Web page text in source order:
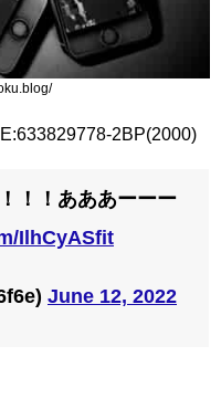
2BP(2000)
！！あああーーー
IlhCyASfit
June 12, 2022